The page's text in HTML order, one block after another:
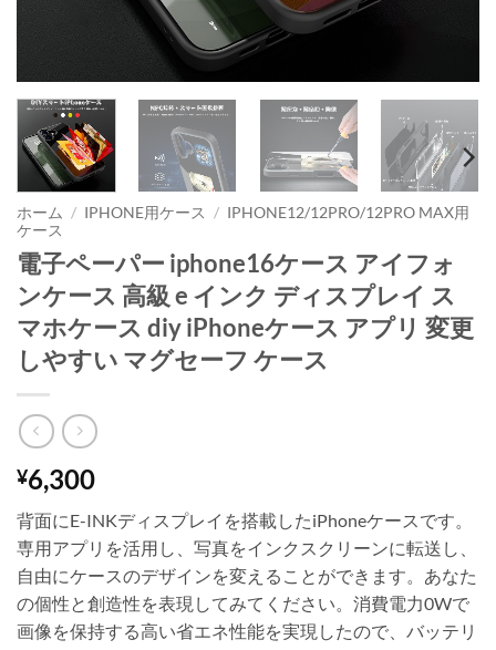
ホーム / IPHONE用ケース / IPHONE12/12PRO/12PRO MAX用
ケース
電子ペーパー iphone16ケース アイフォ
ンケース 高級 e インク ディスプレイ ス
マホケース diy iPhoneケース アプリ 変更
しやすい マグセーフ ケース
¥6,300
背面にE-INKディスプレイを搭載したiPhoneケースです。
専用アプリを活用し、写真をインクスクリーンに転送し、
自由にケースのデザインを変えることができます。あなた
の個性と創造性を表現してみてください。消費電力0Wで
画像を保持する高い省エネ性能を実現したので、バッテリ